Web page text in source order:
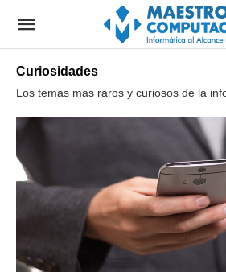
Curiosidades
Los temas mas raros y curiosos de la